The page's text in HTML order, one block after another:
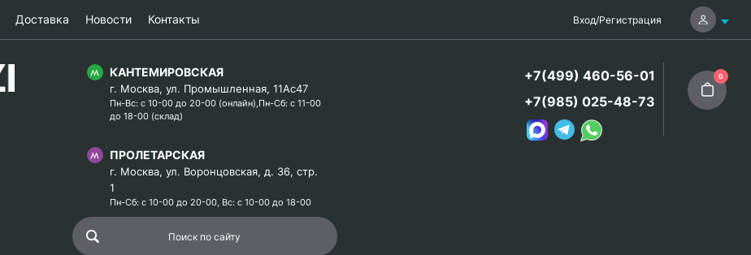
Доставка Новости Контакты Вход/Регистрация
КАНТЕМИРОВСКАЯ
г. Москва, ул. Промышленная, 11Ас47
Пн-Вс: с 10-00 до 20-00 (онлайн),Пн-Сб: с 11-00
до 18-00 (склад)
ПРОЛЕТАРСКАЯ
г. Москва, ул. Воронцовская, д. 36, стр.
1
Пн-Сб: с 10-00 до 20-00, Вс: с 10-00 до 18-00
+7(499) 460-56-01
+7(985) 025-48-73
0